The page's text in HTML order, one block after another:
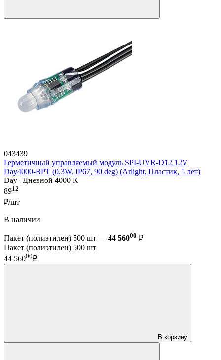
043439
Герметичный управляемый модуль SPI-UVR-D12 12V
Day4000-BPT (0.3W, IP67, 90 deg) (Arlight, Пластик, 5 лет)
Day | Дневной 4000 K
8912
₽/шт
В наличии
Пакет (полиэтилен) 500 шт — 44 56000 ₽
Пакет (полиэтилен) 500 шт
44 56000₽
В корзину